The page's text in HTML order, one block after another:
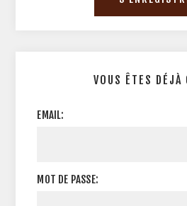
VOUS ÊTES DÉJÀ
EMAIL:
MOT DE PASSE: